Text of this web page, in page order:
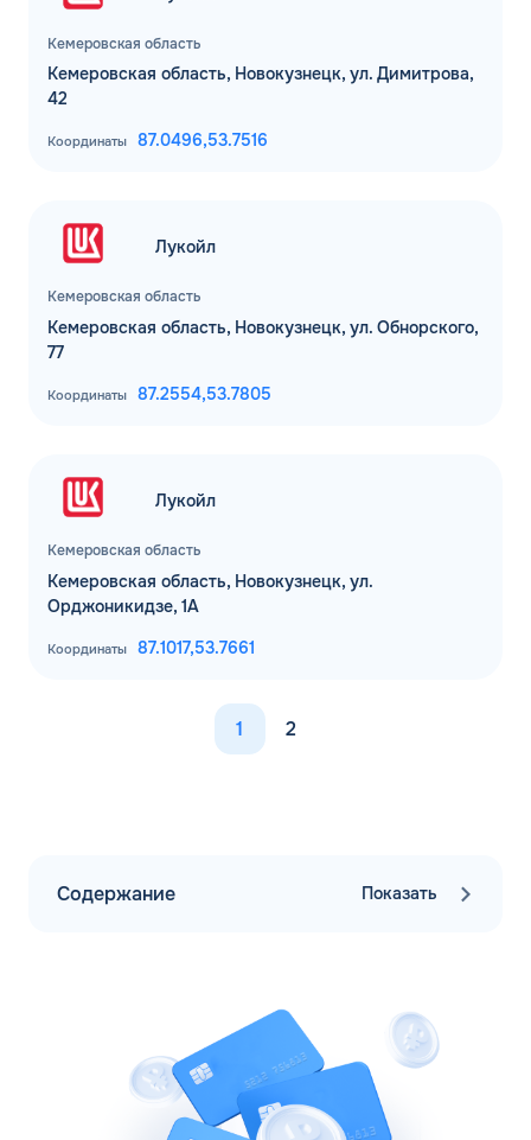
Кемеровская область
Кемеровская область, Новокузнецк, ул. Димитрова,
42
Координаты 87.0496,53.7516
Кемеровская область
Лукойл
Кемеровская область, Новокузнецк, ул. Обнорского,
77
Координаты 87.2554,53.7805
Кемеровская область
Лукойл
Кемеровская область, Новокузнецк, ул.
Орджоникидзе, 1А
Координаты 87.1017,53.7661
1 2
Содержание Показать